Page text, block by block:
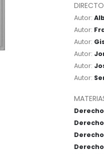
Autor:
Autor:
Autor:
Autor:
Autor:
Autor: